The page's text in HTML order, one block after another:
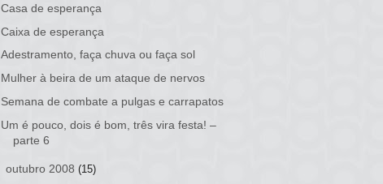
Casa de esperança
Caixa de esperança
Adestramento, faça chuva ou faça sol
Mulher à beira de um ataque de nervos
Semana de combate a pulgas e carrapatos
Um é pouco, dois é bom, três vira festa! –
parte 6
outubro 2008 (15)